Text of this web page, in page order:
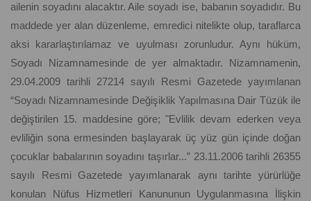
ailenin soyadını alacaktır. Aile soyadı ise, babanın soyadıdır. Bu
maddede yer alan düzenleme, emredici nitelikte olup, taraflarca
aksi kararlaştırılamaz ve uyulması zorunludur. Aynı hüküm,
Soyadı Nizamnamesinde de yer almaktadır. Nizamnamenin,
29.04.2009 tarihli 27214 sayılı Resmi Gazetede yayımlanan
“Soyadı Nizamnamesinde Değişiklik Yapılmasına Dair Tüzük ile
değiştirilen 15. maddesine göre; "Evlilik devam ederken veya
evliliğin sona ermesinden başlayarak üç yüz gün içinde doğan
çocuklar babalarının soyadını taşırlar...” 23.11.2006 tarihli 26355
sayılı Resmi Gazetede yayımlanarak aynı tarihte yürürlüğe
konulan Nüfus Hizmetleri Kanununun Uygulanmasına İlişkin